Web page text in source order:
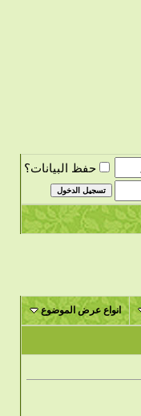
حفظ البيانات؟
انواع عرض الموضوع